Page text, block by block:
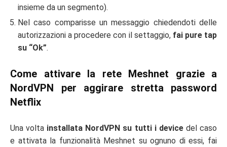
insieme da un segmento).
Nel caso comparisse un messaggio chiedendoti delle
autorizzazioni a procedere con il settaggio, fai pure tap
su “Ok”.
Come attivare la rete Meshnet grazie a
NordVPN per aggirare stretta password
Netflix
Una volta installata NordVPN su tutti i devicedel caso
e attivata la funzionalità Meshnet su ognuno di essi, fai